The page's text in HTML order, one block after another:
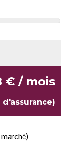
€ / mois
marché)